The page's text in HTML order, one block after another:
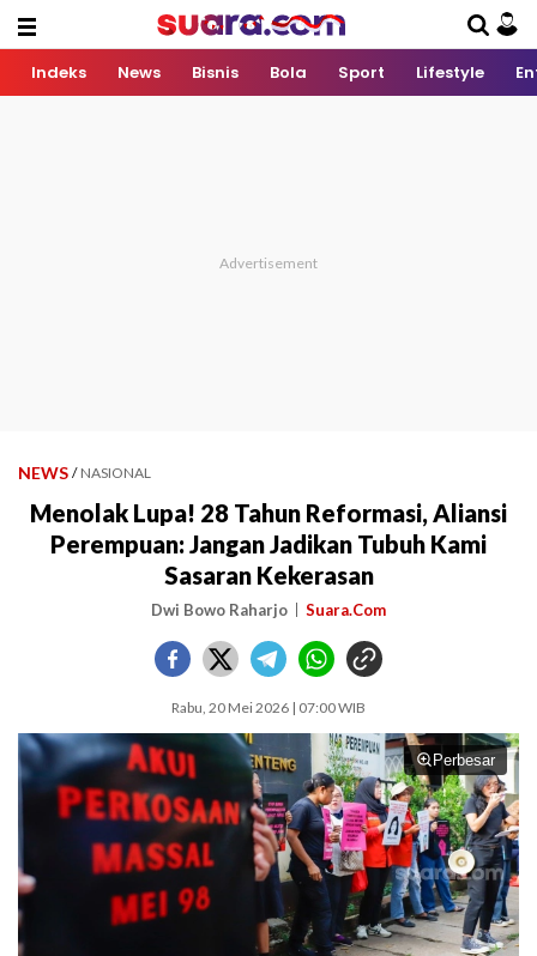
Indeks News Bisnis Bola Sport Lifestyle
NEWS / NASIONAL
Menolak Lupa! 28 Tahun Reformasi, Aliansi
Perempuan: Jangan Jadikan Tubuh Kami
Sasaran Kekerasan
Dwi Bowo Raharjo Suara.Com
Rabu, 20 Mei 2026 | 07:00 WIB
Perbesar